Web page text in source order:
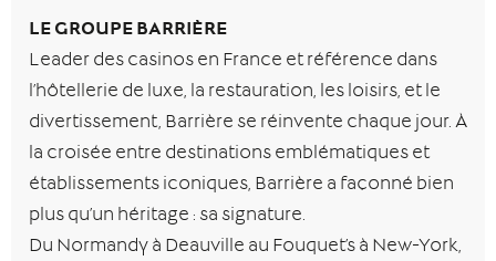
LE GROUPE BARRIÈRE
Leader des casinos en France et référence dans
l’hôtellerie de luxe, la restauration, les loisirs, et le
divertissement, Barrière se réinvente chaque jour. À
la croisée entre destinations emblématiques et
établissements iconiques, Barrière a façonné bien
plus qu’un héritage : sa signature.
Du Normandy à Deauville au Fouquet’s à New-York,